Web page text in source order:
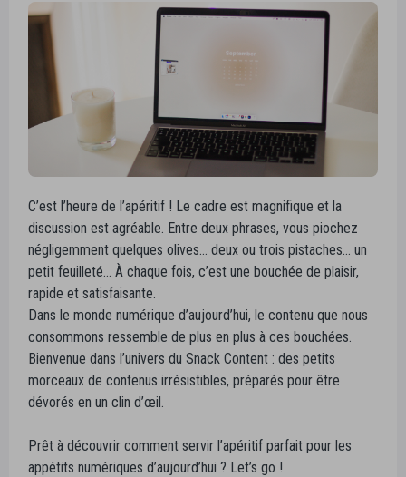
C’est l’heure de l’apéritif ! Le cadre est magnifique et la
discussion est agréable. Entre deux phrases, vous piochez
négligemment quelques olives… deux ou trois pistaches… un
petit feuilleté… À chaque fois, c’est une bouchée de plaisir,
rapide et satisfaisante.
Dans le monde numérique d’aujourd’hui, le contenu que nous
consommons ressemble de plus en plus à ces bouchées.
Bienvenue dans l’univers du Snack Content : des petits
morceaux de contenus irrésistibles, préparés pour être
dévorés en un clin d’œil.
Prêt à découvrir comment servir l’apéritif parfait pour les
appétits numériques d’aujourd’hui ? Let’s go !